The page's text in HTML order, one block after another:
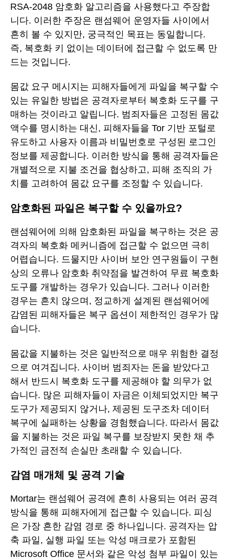
RSA-2048 암호화 알고리즘을 사용했다고 주장합
니다. 이러한 주장은 랜섬웨어 운영자들 사이에서
흔히 볼 수 있지만, 궁극적인 목표는 동일합니다.
즉, 복호화 키 없이는 데이터에 접근할 수 없도록 만
드는 것입니다.
몸값 요구 메시지는 피해자들에게 파일을 복구할 수
있는 유일한 방법은 공격자로부터 복호화 도구를 구
매하는 것이라고 알립니다. 범죄자들은 고정된 몸값
액수를 명시하는 대신, 피해자들을 Tor 기반 포털로
유도하고 사용자 이름과 비밀번호로 구성된 로그인
정보를 제공합니다. 이러한 방식을 통해 공격자들은
개별적으로 지불 조건을 협상하고, 피해 조직의 가
치를 고려하여 몸값 요구를 조정할 수 있습니다.
암호화된 파일은 복구할 수 있을까요?
랜섬웨어에 의해 암호화된 파일을 복구하는 것은 공
격자의 복호화 메커니즘에 접근할 수 없으면 극히
어렵습니다. 드물지만 사이버 보안 연구원들이 구현
상의 오류나 암호화 취약점을 발견하여 무료 복호화
도구를 개발하는 경우가 있습니다. 그러나 이러한
경우는 흔치 않으며, 정교하게 설계된 랜섬웨어에
감염된 피해자들은 복구 옵션이 제한적인 경우가 많
습니다.
몸값을 지불하는 것은 일반적으로 매우 위험한 결정
으로 여겨집니다. 사이버 범죄자는 돈을 받았다고
해서 반드시 복호화 도구를 제공해야 할 의무가 없
습니다. 많은 피해자들이 자금은 이체되었지만 복구
도구가 제공되지 않거나, 제공된 도구조차 데이터
복구에 실패하는 상황을 경험했습니다. 따라서 몸값
을 지불하는 것은 파일 복구를 보장받지 못한 채 추
가적인 금전적 손실만 초래할 수 있습니다.
감염 매개체 및 공격 기술
Mortar는 랜섬웨어 공격에 흔히 사용되는 여러 공격
방식을 통해 피해자에게 접근할 수 있습니다. 피싱
은 가장 흔한 감염 경로 중 하나입니다. 공격자는 압
축 파일, 실행 파일 또는 악성 매크로가 포함된
Microsoft Office 문서와 같은 악성 첨부 파일이 있는